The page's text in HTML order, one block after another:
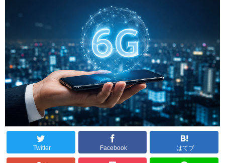
Twitter Facebook はてブ